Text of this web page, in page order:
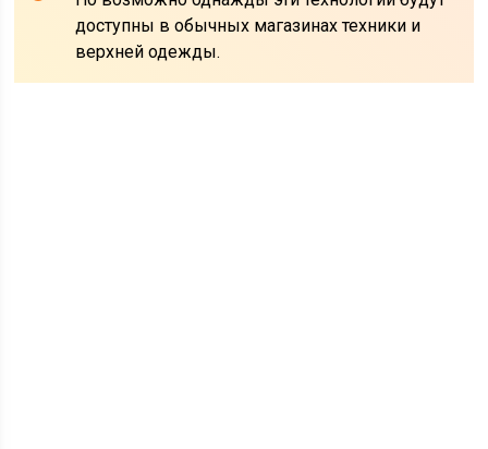
доступны в обычных магазинах техники и
верхней одежды.